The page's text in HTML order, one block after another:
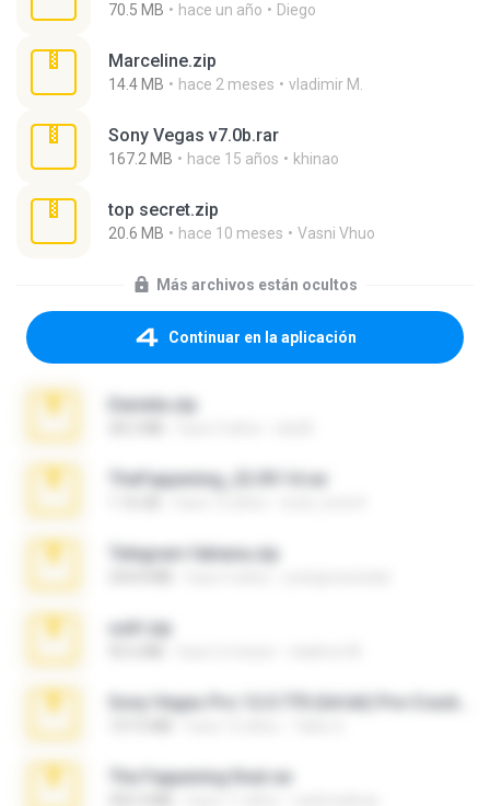
70.5 MB hace un año Diego
Marceline.zip
14.4 MB hace 2 meses vladimir M.
Sony Vegas v7.0b.rar
167.2 MB hace 15 años khinao
top secret.zip
20.6 MB hace 10 meses Vasni Vhuo
Más archivos están ocultos
Continuar en la aplicación
Daniela.zip
TheFappening_22.09.14.rar
Telegram fabiana.zip
ouh!.zip
The Fappening final.rar